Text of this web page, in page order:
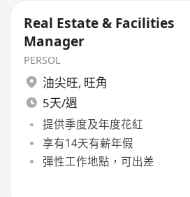
Real Estate & Facilities
Manager
PERSOL
油尖旺, 旺角
5天/週
提供季度及年度花紅
享有14天有薪年假
彈性工作地點，可出差